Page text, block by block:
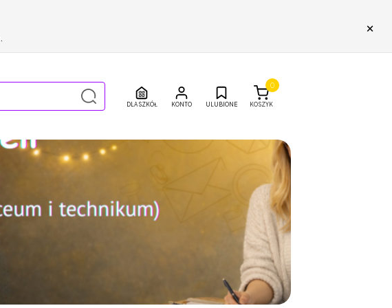
×
DLA SZKÓŁ ULUBIONE KOSZYK
0